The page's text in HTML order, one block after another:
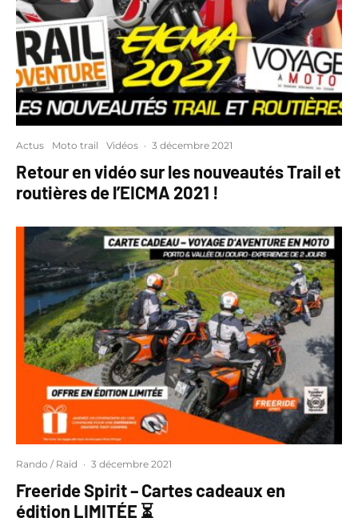
Actus Moto trail Vidéos · 3 décembre 2021
Retour en vidéo sur les nouveautés Trail et
routières de l’EICMA 2021 !
Rando / Raid · 3 décembre 2021
Freeride Spirit – Cartes cadeaux en
édition LIMITÉE ⏳